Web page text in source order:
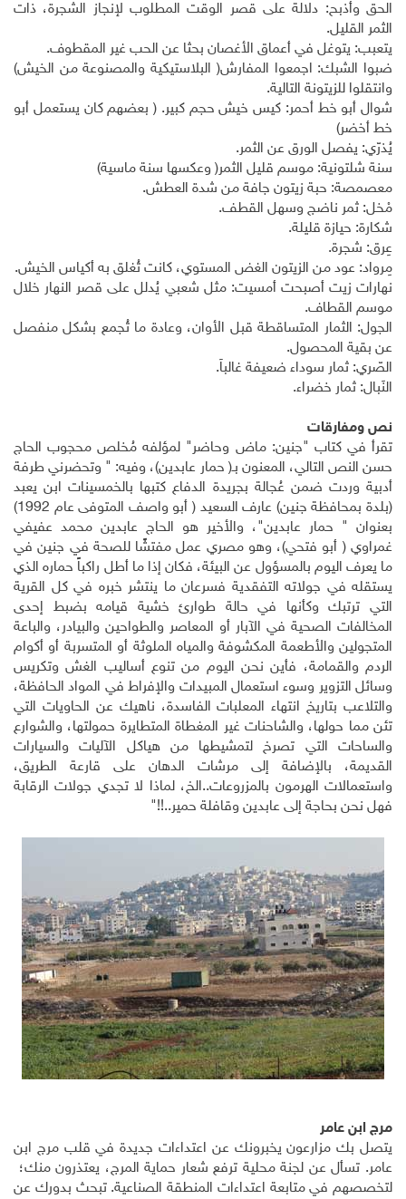
الحق وأذبح: دلالة على قصر الوقت المطلوب لإنجاز الشجرة، ذات
الثمر القليل.
يتعبب: يتوغل في أعماق الأغصان بحثا عن الحب غير المقطوف.
ضبوا الشبك: اجمعوا المفارش( البلاستيكية والمصنوعة من الخيش)
وانتقلوا للزيتونة التالية.
شوال أبو خط أحمر: كيس خيش حجم كبير. ( بعضهم كان يستعمل أبو
خط أخضر)
يُذرّي: يفصل الورق عن الثمر.
سنة شلتونية: موسم قليل الثمر( وعكسها سنة ماسية)
معصمصة: حبة زيتون جافة من شدة العطش.
مْخل: ثمر ناضج وسهل القطف.
شكارة: حيازة قليلة.
عِرق: شجرة.
مِرواد: عود من الزيتون الغض المستوي، كانت تُغلق به أكياس الخيش.
نهارات زيت أصبحت أمسيت: مثل شعبي يُدلل على قصر النهار خلال
موسم القطاف.
الجول: الثمار المتساقطة قبل الأوان، وعادة ما تُجمع بشكل منفصل
عن بقية المحصول.
الصّري: ثمار سوداء ضعيفة غالباَ.
النَبال: ثمار خضراء.
نص ومفارقات
تقرأ في كتاب "جنين: ماض وحاضر" لمؤلفه مُخلص محجوب الحاج
حسن النص التالي، المعنون بـ( حمار عابدين)، وفيه: " وتحضرني طرفة
أدبية وردت ضمن عُجالة بجريدة الدفاع كتبها بالخمسينات ابن يعبد
(بلدة بمحافظة جنين) عارف السعيد ( أبو واصف المتوفى عام 1992)
بعنوان " حمار عابدين"، والأخير هو الحاج عابدين محمد عفيفي
غمراوي ( أبو فتحي)، وهو مصري عمل مفتشًا للصحة في جنين في
ما يعرف اليوم بالمسؤول عن البيئة، فكان إذا ما أطل راكباً حماره الذي
يستقله في جولاته التفقدية فسرعان ما ينتشر خبره في كل القرية
التي ترتبك وكأنها في حالة طوارئ خشية قيامه بضبط إحدى
المخالفات الصحية في الآبار أو المعاصر والطواحين والبيادر، والباعة
المتجولين والأطعمة المكشوفة والمياه الملوثة أو المتسربة أو أكوام
الردم والقمامة، فأين نحن اليوم من تنوع أساليب الغش وتكريس
وسائل التزوير وسوء استعمال المبيدات والإفراط في المواد الحافظة،
والتلاعب بتاريخ انتهاء المعلبات الفاسدة، ناهيك عن الحاويات التي
تئن مما حولها، والشاحنات غير المغطاة المتطايرة حمولتها، والشوارع
والساحات التي تصرخ لتمشيطها من هياكل الآليات والسيارات
القديمة، بالإضافة إلى مرشات الدهان على قارعة الطريق،
واستعمالات الهرمون بالمزروعات..الخ، لماذا لا تجدي جولات الرقابة
فهل نحن بحاجة إلى عابدين وقافلة حمير..!!"
مرج ابن عامر
يتصل بك مزارعون يخبرونك عن اعتداءات جديدة في قلب مرج ابن
عامر. تسأل عن لجنة محلية ترفع شعار حماية المرج، يعتذرون منك؛
لتخصصهم في متابعة اعتداءات المنطقة الصناعية. تبحث بدورك عن